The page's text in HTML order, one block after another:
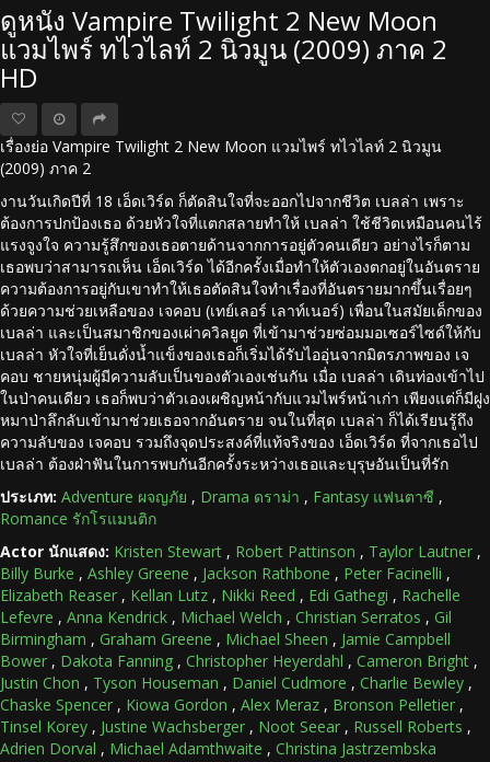
ดูหนัง Vampire Twilight 2 New Moon
แวมไพร์ ทไวไลท์ 2 นิวมูน (2009) ภาค 2
HD
เรื่องย่อ Vampire Twilight 2 New Moon แวมไพร์ ทไวไลท์ 2 นิวมูน
(2009) ภาค 2
งานวันเกิดปีที่ 18 เอ็ดเวิร์ด ก็ตัดสินใจที่จะออกไปจากชีวิต เบลล่า เพราะ
ต้องการปกป้องเธอ ด้วยหัวใจที่แตกสลายทำให้ เบลล่า ใช้ชีวิตเหมือนคนไร้
แรงจูงใจ ความรู้สึกของเธอตายด้านจากการอยู่ตัวคนเดียว อย่างไรก็ตาม
เธอพบว่าสามารถเห็น เอ็ดเวิร์ด ได้อีกครั้งเมื่อทำให้ตัวเองตกอยู่ในอันตราย
ความต้องการอยู่กับเขาทำให้เธอตัดสินใจทำเรื่องที่อันตรายมากขึ้นเรื่อยๆ
ด้วยความช่วยเหลือของ เจคอบ (เทย์เลอร์ เลาท์เนอร์) เพื่อนในสมัยเด็กของ
เบลล่า และเป็นสมาชิกของเผ่าควิลยูต ที่เข้ามาช่วยซ่อมมอเซอร์ไซด์ให้กับ
เบลล่า หัวใจที่เย็นดั่งน้ำแข็งของเธอก็เริ่มได้รับไออุ่นจากมิตรภาพของ เจ
คอบ ชายหนุ่มผู้มีความลับเป็นของตัวเองเช่นกัน เมื่อ เบลล่า เดินท่องเข้าไป
ในป่าคนเดียว เธอก็พบว่าตัวเองเผชิญหน้ากับแวมไพร์หน้าเก่า เพียงแต่ก็มีฝูง
หมาป่าลึกลับเข้ามาช่วยเธอจากอันตราย จนในที่สุด เบลล่า ก็ได้เรียนรู้ถึง
ความลับของ เจคอบ รวมถึงจุดประสงค์ที่แท้จริงของ เอ็ดเวิร์ด ที่จากเธอไป
เบลล่า ต้องฝ่าฟันในการพบกันอีกครั้งระหว่างเธอและบุรุษอันเป็นที่รัก
ประเภท: Adventure ผจญภัย , Drama ดราม่า , Fantasy แฟนตาซี ,
Romance รักโรแมนติก
Actor นักแสดง: Kristen Stewart , Robert Pattinson , Taylor Lautner ,
Billy Burke , Ashley Greene , Jackson Rathbone , Peter Facinelli ,
Elizabeth Reaser , Kellan Lutz , Nikki Reed , Edi Gathegi , Rachelle
Lefevre , Anna Kendrick , Michael Welch , Christian Serratos , Gil
Birmingham , Graham Greene , Michael Sheen , Jamie Campbell
Bower , Dakota Fanning , Christopher Heyerdahl , Cameron Bright ,
Justin Chon , Tyson Houseman , Daniel Cudmore , Charlie Bewley ,
Chaske Spencer , Kiowa Gordon , Alex Meraz , Bronson Pelletier ,
Tinsel Korey , Justine Wachsberger , Noot Seear , Russell Roberts ,
Adrien Dorval , Michael Adamthwaite , Christina Jastrzembska